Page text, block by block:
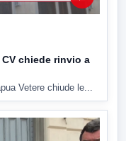
chiede rinvio a
Vetere chiude le...